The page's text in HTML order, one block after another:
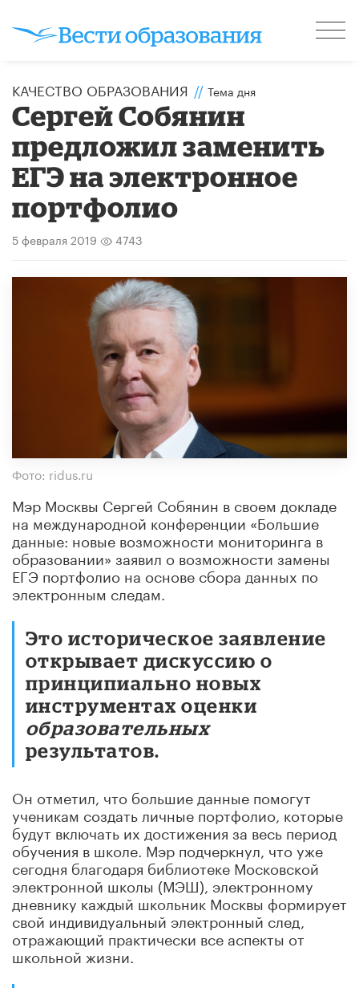
КАЧЕСТВО ОБРАЗОВАНИЯ // Тема дня
Сергей Собянин
предложил заменить
ЕГЭ на электронное
портфолио
5 февраля 2019 4743
Фото: ridus.ru
Мэр Москвы Сергей Собянин в своем докладе
на международной конференции «Большие
данные: новые возможности мониторинга в
образовании» заявил о возможности замены
ЕГЭ портфолио на основе сбора данных по
электронным следам.
Это историческое заявление
открывает дискуссию о
принципиально новых
инструментах оценки
образовательных
результатов.
Он отметил, что большие данные помогут
ученикам создать личные портфолио, которые
будут включать их достижения за весь период
обучения в школе. Мэр подчеркнул, что уже
сегодня благодаря библиотеке Московской
электронной школы (МЭШ), электронному
дневнику каждый школьник Москвы формирует
свой индивидуальный электронный след,
отражающий практически все аспекты от
школьной жизни.